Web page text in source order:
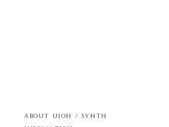
ABOUT UJOH / SYNTH